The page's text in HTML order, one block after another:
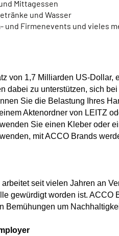
Mittagessen
und Wasser
und Firmenevents und vieles
von 1,7 Milliarden US-
dabei zu unterstützen, sich
Sie die Belastung Ihres
Aktenordner von LEITZ
Sie einen Kleber oder
mit ACCO Brands
seit vielen Jahren an
gewürdigt worden ist. ACCO
Bemühungen um